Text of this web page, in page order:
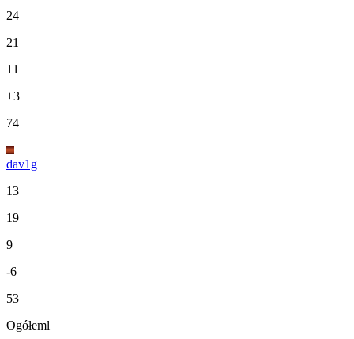
24
21
11
+3
74
dav1g
13
19
9
-6
53
Ogółeml